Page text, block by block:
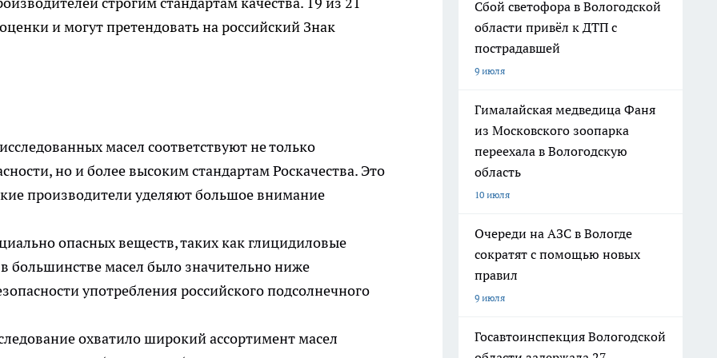
и могут претендовать на российский Знак
масел соответствуют не только
но и более высоким стандартам Роскачества. Это
производители уделяют большое внимание
опасных веществ, таких как глицидиловые
большинстве масел было значительно ниже
употребления российского подсолнечного
охватило широкий ассортимент масел
Сбой светофора в Вологодской
области привёл к ДТП с
пострадавшей
9 июля
Гималайская медведица Фаня
из Московского зоопарка
переехала в Вологодскую
область
10 июля
Очереди на АЗС в Вологде
сократят с помощью новых
правил
9 июля
Госавтоинспекция Вологодской